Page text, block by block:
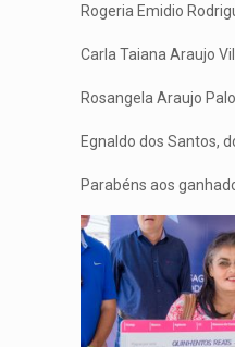
Rogeria Emidio
Carla Taiana Araujo
Rosangela Araujo
Egnaldo dos Santos,
Parabéns aos